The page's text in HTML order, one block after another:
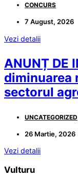
CONCURS
7 August, 2026
Vezi detalii
ANUNȚ DE
diminuarea
sectorul
UNCATEGORIZED
26 Martie, 2026
Vezi detalii
Vulturu